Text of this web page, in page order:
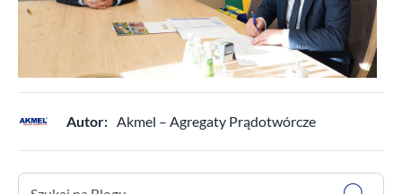
Autor: Akmel – Agregaty Prądotwórcze